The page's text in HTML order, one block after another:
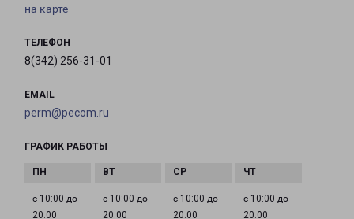
на карте
ТЕЛЕФОН
8(342) 256-31-01
EMAIL
perm@pecom.ru
ГРАФИК РАБОТЫ
с 10:00 до
20:00
с 10:00 до
20:00
с 10:00 до
20:00
с 10:00 до
20:00